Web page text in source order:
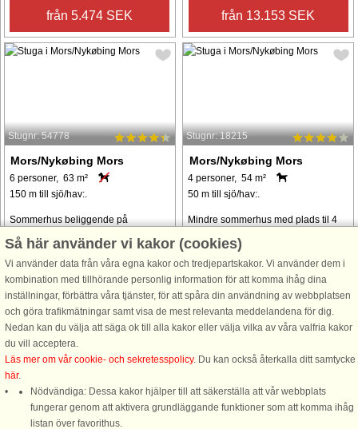
från 5.474 SEK från 13.153 SEK
Stugnr: 54778
Mors/Nykøbing Mors
6 personer, 63 m²
150 m till sjö/hav:.
Sommerhus beliggende på
Limfjordsøen Mors, kun cirka 150
meter fra Limfjorden. Køkken med
opvaskemaskine. TV med
Chromecast til streaming af egne
tjenester i stuen. Der er brændeovn
og fibernet. Badeværelse ...
från 5.522 SEK
Stugnr: 18215
Mors/Nykøbing Mors
4 personer, 54 m²
50 m till sjö/hav:.
Mindre sommerhus med plads til 4
stille lukket vej, med udsigt til
Sallingsund. Området er i
forlængelse af Nykøbing Mors og
danner god base for aktiviteter på
hele Mors. ...
Så här använder vi kakor (cookies)
Vi använder data från våra egna kakor och tredjepartskakor. Vi använder dem i
kombination med tillhörande personlig information för att komma ihåg dina
inställningar, förbättra våra tjänster, för att spåra din användning av webbplatsen
och göra trafikmätningar samt visa de mest relevanta meddelandena för dig.
Nedan kan du välja att säga ok till alla kakor eller välja vilka av våra valfria kakor
du vill acceptera.
Läs mer om vår cookie- och sekretesspolicy. Du kan också återkalla ditt samtycke
här.
Nödvändiga: Dessa kakor hjälper till att säkerställa att vår webbplats
fungerar genom att aktivera grundläggande funktioner som att komma ihåg
listan över favorithus.